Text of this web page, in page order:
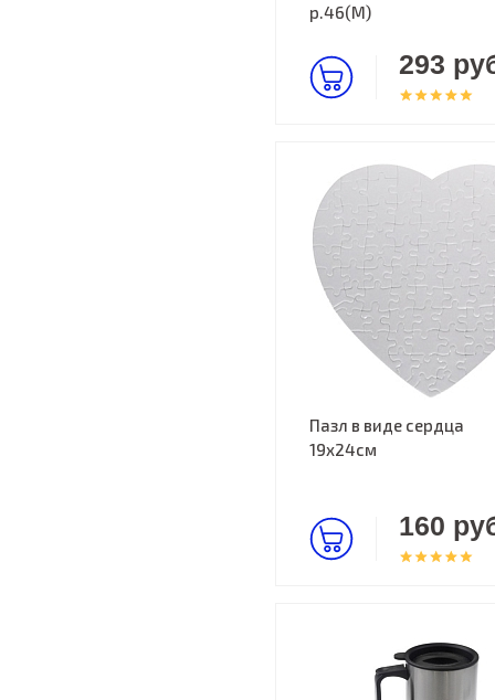
р.46(M)
293
Пазл в виде сердца
19х24см
160